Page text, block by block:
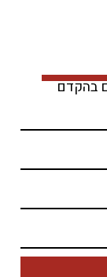
בהקדם